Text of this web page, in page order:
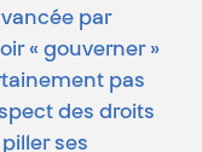
par
« gouverner »
pas
des droits
ses